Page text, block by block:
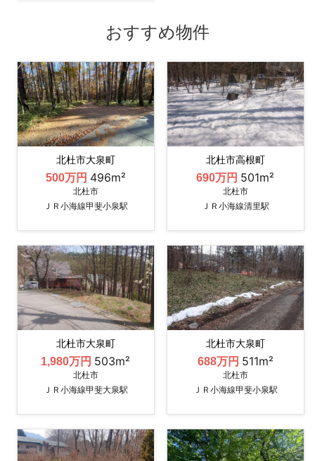
おすすめ物件
北杜市大泉町
500万円 496m²
北杜市
ＪＲ小海線甲斐小泉駅
北杜市高根町
690万円 501m²
北杜市
ＪＲ小海線清里駅
北杜市大泉町
1,980万円 503m²
北杜市
ＪＲ小海線甲斐大泉駅
北杜市大泉町
688万円 511m²
北杜市
ＪＲ小海線甲斐小泉駅